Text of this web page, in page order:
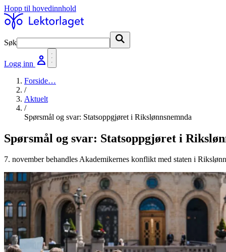
Hopp til hovedinnhold
Søk
Logg inn
Forside…
/
Aktuelt
/
Spørsmål og svar: Statsoppgjøret i Rikslønnsnemnda
Spørsmål og svar: Statsoppgjøret i
7. november behandles Akademikernes konflikt med staten i